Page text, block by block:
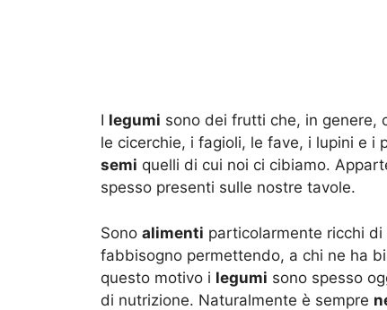
I legumi sono dei frutti che, in genere,
le cicerchie, i fagioli, le fave, i lupini e i
semi quelli di cui noi ci cibiamo.
spesso presenti sulle nostre tavole.
Sono alimenti particolarmente ricchi di
fabbisogno permettendo, a chi ne ha
questo motivo i legumi sono spesso
di nutrizione. Naturalmente è sempre